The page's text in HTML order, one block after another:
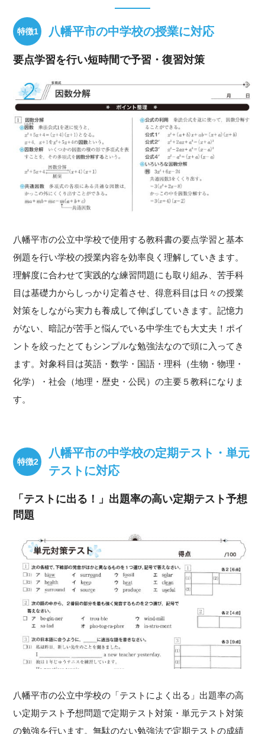
八幡平市の中学校の授業に対応
要点学習を行い短時間で予習・復習対策
八幡平市の公立中学校で使用する教科書の要点学習と基本
例題を行い学校の授業内容を効率良く理解していきます。
理解度に合わせて実践的な練習問題にも取り組み、苦手科
目は基礎力からしっかり定着させ、得意科目は日々の授業
対策をしながら実力も養成して伸ばしていきます。記憶力
がない、暗記が苦手と悩んでいる中学生でも大丈夫！ポイ
ントを絞ったとてもシンプルな勉強法なので頭に入ってき
ます。対象科目は英語・数学・国語・理科（生物・物理・
化学）・社会（地理・歴史・公民）の主要５教科になりま
す。
八幡平市の中学校の定期テスト・単元
テストに対応
「テストに出る！」出題率の高い定期テスト予想
問題
八幡平市の公立中学校の「テストによく出る」出題率の高
い定期テスト予想問題で定期テスト対策・単元テスト対策
の勉強を行います。無駄のない勉強法で定期テストの成績